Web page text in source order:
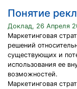
Понятие
Доклад, 26 Апреля
Маркетинговая
решений
существующих и
использования ее
возможностей.
Маркетинговая